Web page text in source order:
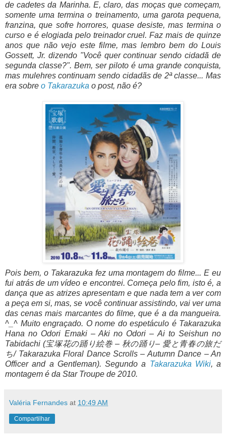
de cadetes da Marinha. E, claro, das moças que começam,
somente uma termina o treinamento, uma garota pequena,
franzina, que sofre horrores, quase desiste, mas termina o
curso e é elogiada pelo treinador cruel. Faz mais de quinze
anos que não vejo este filme, mas lembro bem do Louis
Gossett, Jr. dizendo "Você quer continuar sendo cidadã de
segunda classe?". Bem, ser piloto é uma grande conquista,
mas mulehres continuam sendo cidadãs de 2ª classe... Mas
era sobre o Takarazuka o post, não é?
Pois bem, o Takarazuka fez uma montagem do filme... E eu
fui atrás de um vídeo e encontrei. Começa pelo fim, isto é, a
dança que as atrizes apresentam e que nada tem a ver com
a peça em si, mas, se você continuar assistindo, vai ver uma
das cenas mais marcantes do filme, que é a da mangueira.
^_^ Muito engraçado. O nome do espetáculo é Takarazuka
Hana no Odori Emaki – Aki no Odori – Ai to Seishun no
Tabidachi (宝塚花の踊り絵巻 – 秋の踊り– 愛と青春の旅だ
ち/ Takarazuka Floral Dance Scrolls – Autumn Dance – An
Officer and a Gentleman). Segundo a Takarazuka Wiki, a
montagem é da Star Troupe de 2010.
Valéria Fernandes at 10:49 AM
Compartilhar